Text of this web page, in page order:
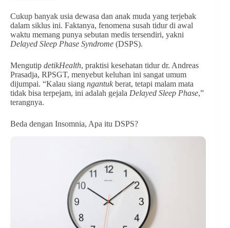
Cukup banyak usia dewasa dan anak muda yang terjebak
dalam siklus ini. Faktanya, fenomena susah tidur di awal
waktu memang punya sebutan medis tersendiri, yakni
Delayed Sleep Phase Syndrome (DSPS).
Mengutip detikHealth, praktisi kesehatan tidur dr. Andreas
Prasadja, RPSGT, menyebut keluhan ini sangat umum
dijumpai. “Kalau siang ngantuk berat, tetapi malam mata
tidak bisa terpejam, ini adalah gejala Delayed Sleep Phase,”
terangnya.
Beda dengan Insomnia, Apa itu DSPS?